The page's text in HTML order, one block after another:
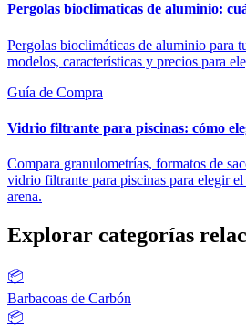
Pergolas bioclimaticas de aluminio:
Pergolas bioclimáticas de aluminio para
modelos, características y precios para
Guía de Compra
Vidrio filtrante para piscinas: cómo
Compara granulometrías, formatos de
vidrio filtrante para piscinas para elegir
arena.
Explorar categorías
📦
Barbacoas de Carbón
📦